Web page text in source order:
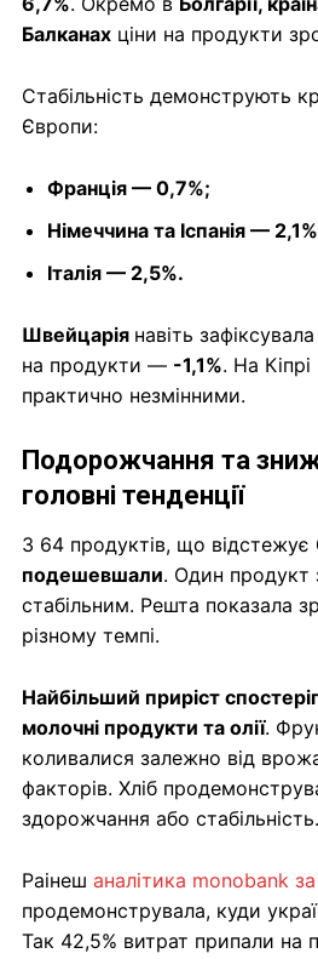
Балканах ціни на продукти
Стабільність демонструють
Європи:
Франція — 0,7%;
Німеччина та Іспанія —
Італія — 2,5%.
Швейцарія навіть
на продукти — -1,1%. На
практично незмінними.
Подорожчання та
головні тенденції
З 64 продуктів, що відстежує
подешевшали. Один продукт
стабільним. Решта показала
різному темпі.
Найбільший приріст
молочні продукти та олії.
коливалися залежно від
факторів. Хліб
здорожчання або стабільність.
Раінеш аналітика monobank
продемонструвала, куди
Так 42,5% витрат припали на